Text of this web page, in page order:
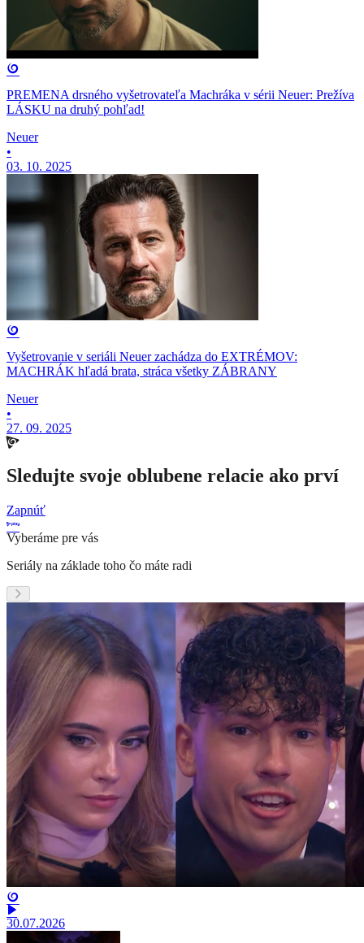
PREMENA drsného vyšetrovateľa Machráka v sérii Neuer: Prežíva
LÁSKU na druhý pohľad!
Neuer
•
03. 10. 2025
Vyšetrovanie v seriáli Neuer zachádza do EXTRÉMOV:
MACHRÁK hľadá brata, stráca všetky ZÁBRANY
Neuer
•
27. 09. 2025
Sledujte svoje oblubene relacie ako prví
Zapnúť
Vyberáme pre vás
Seriály na základe toho čo máte radi
30.07.2026